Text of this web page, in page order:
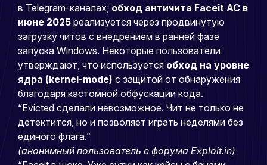
в Telegram-каналах, обход античита Faceit AC в
июне 2025 реализуется через продвинутую
загрузку читов с внедрением в ранней фазе
запуска Windows. Некоторые пользователи
утверждают, что используется обход на уровне
ядра (kernel-mode) с защитой от обнаружения
благодаря кастомной обфускации кода.
“Evicted сделали невозможное. Чит не только не
детектится, но и позволяет играть неделями без
единого флага.”
(анонимный пользователь с форума Exploit.in)